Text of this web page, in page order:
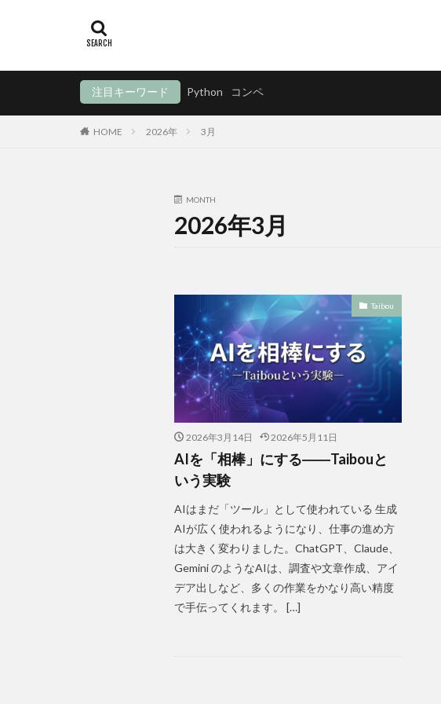
注目キーワード Python コンペ
HOME 2026年 3月
MONTH
2026年3月
Taibou
2026年3月14日 2026年5月11日
AIを「相棒」にする――Taibouと
いう実験
AIはまだ「ツール」として使われている 生成
AIが広く使われるようになり、仕事の進め方
は大きく変わりました。ChatGPT、Claude、
Gemini のようなAIは、調査や文章作成、アイ
デア出しなど、多くの作業をかなり高い精度
で手伝ってくれます。 […]